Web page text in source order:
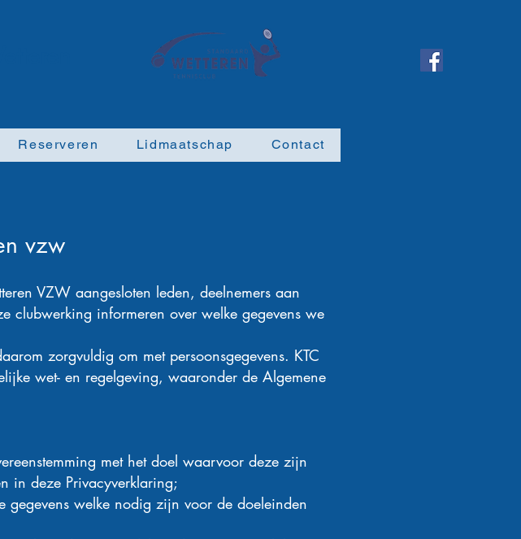
Reserveren Lidmaatschap Contact
vzw
VZW aangesloten leden, deelnemers aan
clubwerking informeren over welke gegevens we
zorgvuldig om met persoonsgegevens. KTC
wet- en regelgeving, waaronder de Algemene
met het doel waarvoor deze zijn
in deze Privacyverklaring;
gegevens welke nodig zijn voor de doeleinden